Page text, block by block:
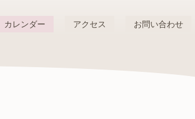
カレンダー アクセス お問い合わせ